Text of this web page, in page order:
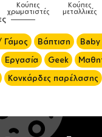
φαγητού
Γάμος Βάπτιση
Εργασία Geek
Κονκάρδες παρέλασης